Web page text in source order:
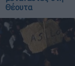
Θέουτα